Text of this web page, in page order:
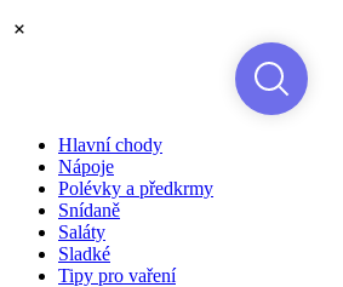
Hlavní chody
Nápoje
Polévky a předkrmy
Snídaně
Saláty
Sladké
Tipy pro vaření